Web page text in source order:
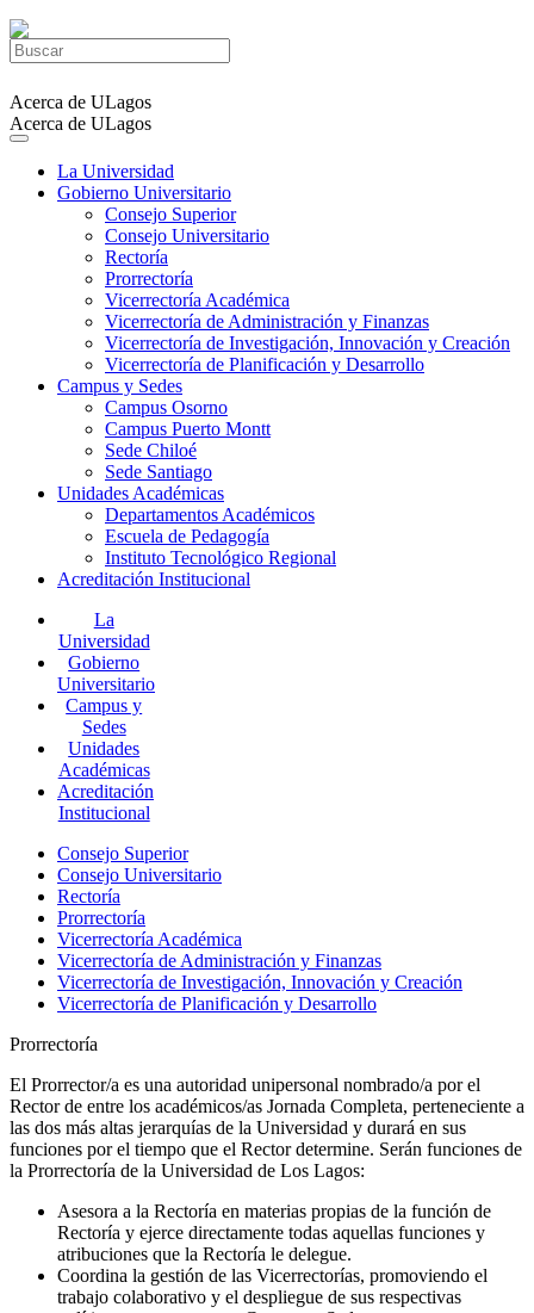
Acerca de ULagos
Acerca de ULagos
La Universidad
Gobierno Universitario
Consejo Superior
Consejo Universitario
Rectoría
Prorrectoría
Vicerrectoría Académica
Vicerrectoría de Administración y Finanzas
Vicerrectoría de Investigación, Innovación y Creación
Vicerrectoría de Planificación y Desarrollo
Campus y Sedes
Campus Osorno
Campus Puerto Montt
Sede Chiloé
Sede Santiago
Unidades Académicas
Departamentos Académicos
Escuela de Pedagogía
Instituto Tecnológico Regional
Acreditación Institucional
La
Universidad
Gobierno
Universitario
Campus y
Sedes
Unidades
Académicas
Acreditación
Institucional
Consejo Superior
Consejo Universitario
Rectoría
Prorrectoría
Vicerrectoría Académica
Vicerrectoría de Administración y Finanzas
Vicerrectoría de Investigación, Innovación y Creación
Vicerrectoría de Planificación y Desarrollo
Prorrectoría
El Prorrector/a es una autoridad unipersonal nombrado/a por el
Rector de entre los académicos/as Jornada Completa, perteneciente a
las dos más altas jerarquías de la Universidad y durará en sus
funciones por el tiempo que el Rector determine. Serán funciones de
la Prorrectoría de la Universidad de Los Lagos:
Asesora a la Rectoría en materias propias de la función de
Rectoría y ejerce directamente todas aquellas funciones y
atribuciones que la Rectoría le delegue.
Coordina la gestión de las Vicerrectorías, promoviendo el
trabajo colaborativo y el despliegue de sus respectivas